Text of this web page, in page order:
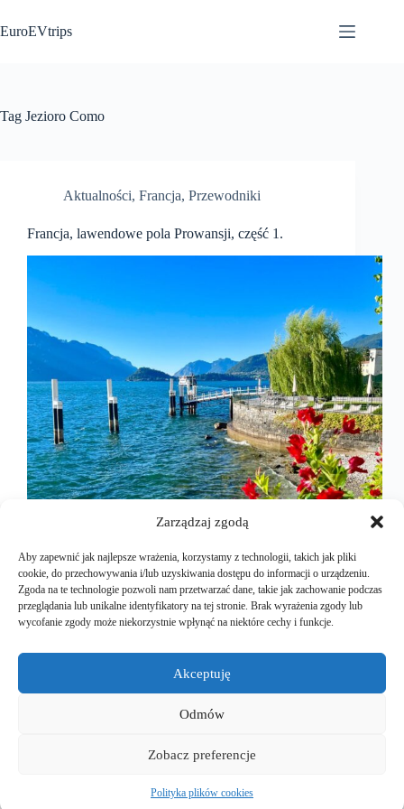
Zarządzaj zgodą
Aby zapewnić jak najlepsze wrażenia, korzystamy z technologii, takich jak pliki
cookie, do przechowywania i/lub uzyskiwania dostępu do informacji o urządzeniu.
Zgoda na te technologie pozwoli nam przetwarzać dane, takie jak zachowanie podczas
przeglądania lub unikalne identyfikatory na tej stronie. Brak wyrażenia zgody lub
wycofanie zgody może niekorzystnie wpłynąć na niektóre cechy i funkcje.
Akceptuję
Odmów
Zobacz preferencje
Polityka plików cookies
do
treści
EuroEVtrips
Tag Jezioro Como
Aktualności, Francja, Przewodniki
Francja, lawendowe pola Prowansji, część 1.
Nareszcie, po długim planowaniu, nadszedł ten
długie i zasłużone wakacje. Przy okazji również
pierwszy dzień pracy. Tak, każdy wyjazd to z jedne
strony wakacje i odpoczynek a z drugiej nieustanne
2024-10-18